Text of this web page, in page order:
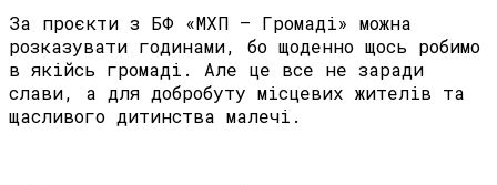
За проєкти з БФ «МХП – Громаді» можна
розказувати годинами, бо щоденно щось робимо
в якійсь громаді. Але це все не заради
слави, а для добробуту місцевих жителів та
щасливого дитинства малечі.